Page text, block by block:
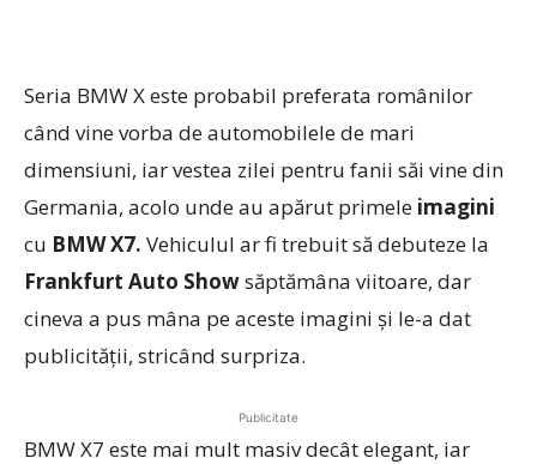
Seria BMW X este probabil preferata românilor
când vine vorba de automobilele de mari
dimensiuni, iar vestea zilei pentru fanii săi vine din
Germania, acolo unde au apărut primele imagini
cu BMW X7. Vehiculul ar fi trebuit să debuteze la
Frankfurt Auto Showsăptămâna viitoare, dar
cineva a pus mâna pe aceste imagini şi le-a dat
publicităţii, stricând surpriza.
Publicitate
BMW X7 este mai mult masiv decât elegant, iar